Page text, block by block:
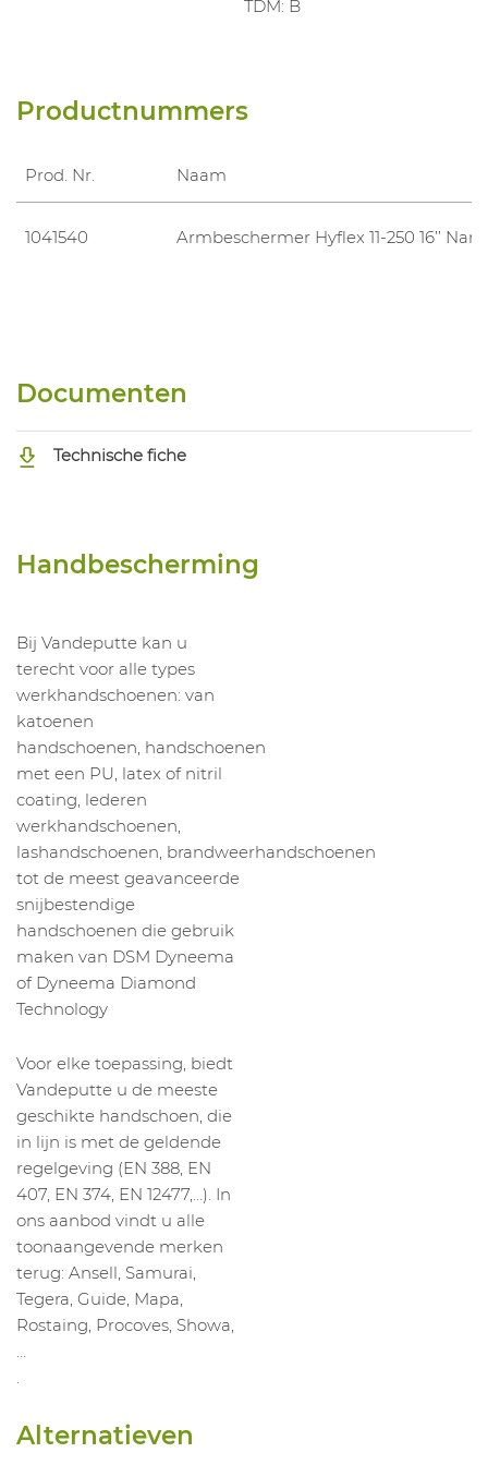
TDM: B
Productnummers
Prod. Nr. Naam
1041540 Armbeschermer Hyflex 11-250 16’’
Documenten
Technische fiche
Handbescherming
Bij Vandeputte kan u
terecht voor alle types
werkhandschoenen: van
katoenen
handschoenen, handschoenen
met een PU, latex of nitril
coating, lederen
werkhandschoenen,
lashandschoenen, brandweerhandschoenen
tot de meest geavanceerde
snijbestendige
handschoenen die gebruik
maken van DSM Dyneema
of Dyneema Diamond
Technology
Voor elke toepassing, biedt
Vandeputte u de meeste
geschikte handschoen, die
in lijn is met de geldende
regelgeving (EN 388, EN
407, EN 374, EN 12477,…). In
ons aanbod vindt u alle
toonaangevende merken
terug: Ansell, Samurai,
Tegera, Guide, Mapa,
Rostaing, Procoves, Showa,
…
.
Alternatieven